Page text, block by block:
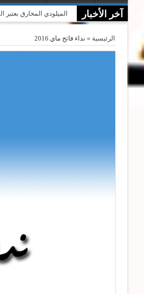
آخر الأخبار بيان حول الأحداث
الرئيسية » نداء فاتح ماي 2016